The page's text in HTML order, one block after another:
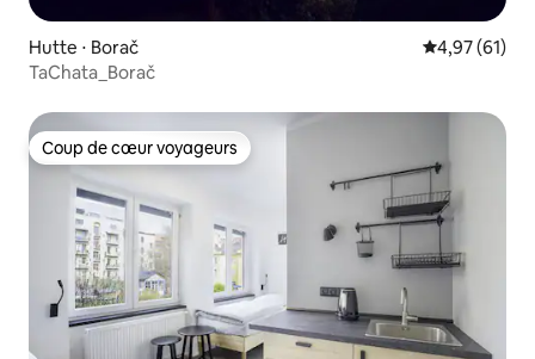
Hutte ⋅ Borač Évaluation
4,97 (61)
TaChata_Borač
Coup de cœur voyageurs
Coup de cœur voyageurs